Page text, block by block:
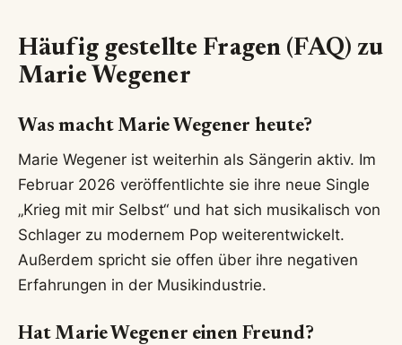
Häufig gestellte Fragen (FAQ) zu
Marie Wegener
Was macht Marie Wegener heute?
Marie Wegener ist weiterhin als Sängerin aktiv. Im
Februar 2026 veröffentlichte sie ihre neue Single
„Krieg mit mir Selbst“ und hat sich musikalisch von
Schlager zu modernem Pop weiterentwickelt.
Außerdem spricht sie offen über ihre negativen
Erfahrungen in der Musikindustrie.
Hat Marie Wegener einen Freund?